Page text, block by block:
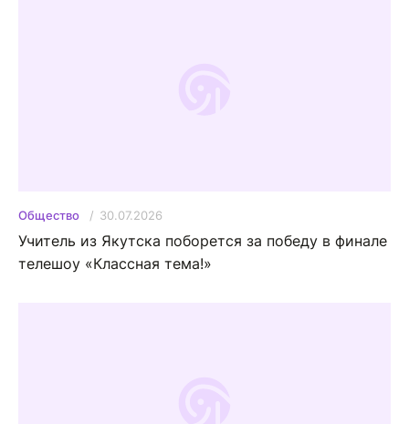
Общество 30.07.2026
Учитель из Якутска поборется за победу в финале
телешоу «Классная тема!»